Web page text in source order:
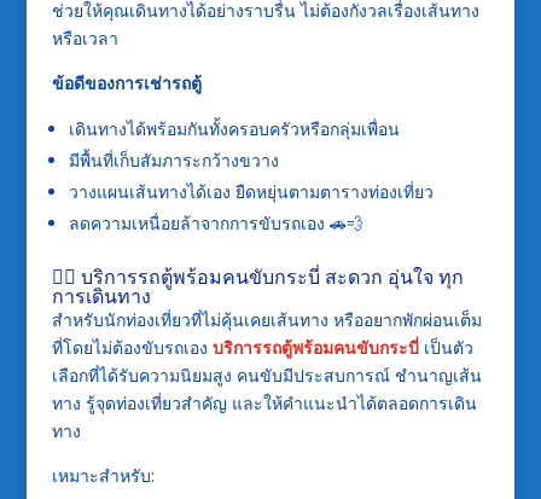
ช่วยให้คุณเดินทางได้อย่างราบรื่น ไม่ต้องกังวลเรื่องเส้นทาง
หรือเวลา
ข้อดีของการเช่ารถตู้
เดินทางได้พร้อมกันทั้งครอบครัวหรือกลุ่มเพื่อน
มีพื้นที่เก็บสัมภาระกว้างขวาง
วางแผนเส้นทางได้เอง ยืดหยุ่นตามตารางท่องเที่ยว
ลดความเหนื่อยล้าจากการขับรถเอง 🚗💨
👨‍✈️ บริการรถตู้พร้อมคนขับกระบี่ สะดวก อุ่นใจ ทุก
การเดินทาง
สำหรับนักท่องเที่ยวที่ไม่คุ้นเคยเส้นทาง หรืออยากพักผ่อนเต็ม
ที่โดยไม่ต้องขับรถเอง บริการรถตู้พร้อมคนขับกระบี่เป็นตัว
เลือกที่ได้รับความนิยมสูง คนขับมีประสบการณ์ ชำนาญเส้น
ทาง รู้จุดท่องเที่ยวสำคัญ และให้คำแนะนำได้ตลอดการเดิน
ทาง
เหมาะสำหรับ: